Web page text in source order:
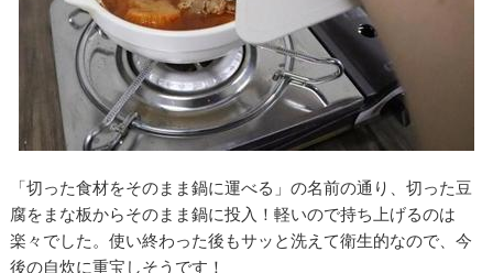
「切った食材をそのまま鍋に運べる」の名前の通り、切った豆
腐をまな板からそのまま鍋に投入！軽いので持ち上げるのは
楽々でした。使い終わった後もサッと洗えて衛生的なので、今
後の自炊に重宝しそうです！